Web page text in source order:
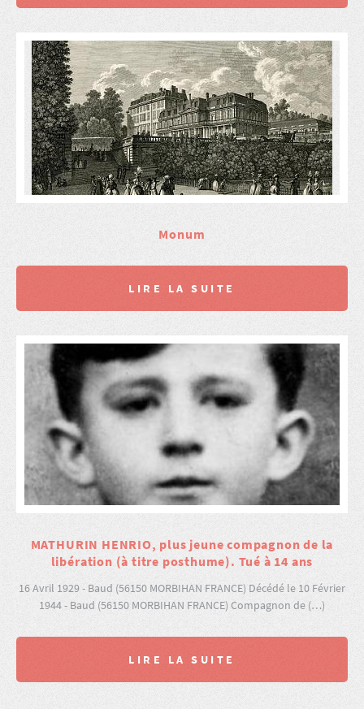
Monum
LIRE LA SUITE
MATHURIN HENRIO, plus jeune compagnon de la
libération (à titre posthume). Tué à 14 ans
16 Avril 1929 - Baud (56150 MORBIHAN FRANCE) Décédé le 10 Février
1944 - Baud (56150 MORBIHAN FRANCE) Compagnon de (…)
LIRE LA SUITE